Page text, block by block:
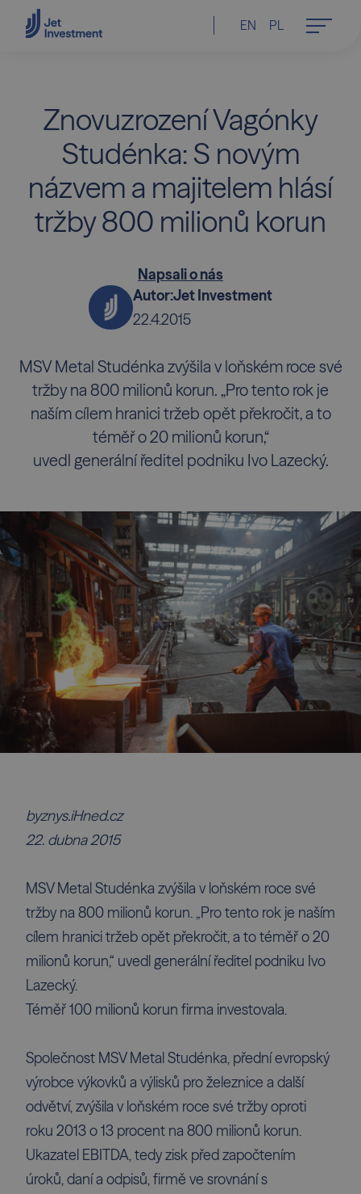
EN PL
Znovuzrození Vagónky
Studénka: S novým
názvem a majitelem hlásí
tržby 800 milionů korun
Autor:Jet Investment
22.4.2015
Napsali o nás
MSV Metal Studénka zvýšila v loňském roce své
tržby na 800 milionů korun. „Pro tento rok je
naším cílem hranici tržeb opět překročit, a to
téměř o 20 milionů korun,“
uvedl generální ředitel podniku Ivo Lazecký.
byznys.iHned.cz
22. dubna 2015
MSV Metal Studénka zvýšila v loňském roce své
tržby na 800 milionů korun. „Pro tento rok je naším
cílem hranici tržeb opět překročit, a to téměř o 20
milionů korun,“ uvedl generální ředitel podniku Ivo
Lazecký.
Téměř 100 milionů korun firma investovala.
Společnost MSV Metal Studénka, přední evropský
výrobce výkovků a výlisků pro železnice a další
odvětví, zvýšila v loňském roce své tržby oproti
roku 2013 o 13 procent na 800 milionů korun.
Ukazatel EBITDA, tedy zisk před započtením
úroků, daní a odpisů, firmě ve srovnání s